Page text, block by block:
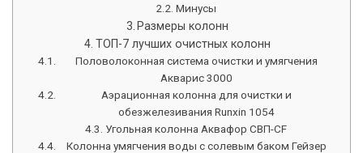
Минусы
Размеры колонн
ТОП-7 лучших очистных колонн
Половолоконная система очистки и умягчения
Акварис 3000
Аэрационная колонна для очистки и
обезжелезивания Runxin 1054
Угольная колонна Аквафор СВП-CF
Колонна умягчения воды с солевым баком Гейзер